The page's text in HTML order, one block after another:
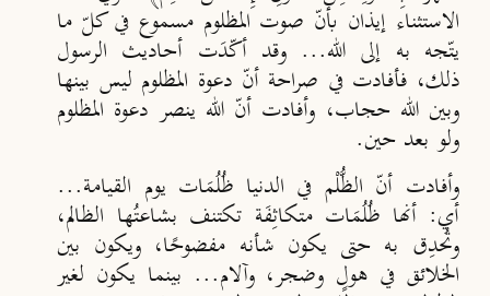
الاستثناء إيذان بأن صوت المظلوم مسموع في كل ما
يتجه به إلى الله... وقد أكدت أحاديث الرسول
ذلك، فأفادت في صراحة أنّ دعوة المظلوم ليس بينها
وبين الله حجاب، وأفادت أنّ الله ينصر دعوة المظلوم
ولو بعد حين.
وأفادت أنّ الظُّلْم في الدنيا ظلمات يوم القيامة...
أي: أنها ظلمات متكاثفة تكتنف بشاعتها الظالم،
وتحدق به حتى يكون شأنه مفضوحًا، ويكون بين
الخلائق في هولٍ وضجر، وآلام... بينما يكون لغير